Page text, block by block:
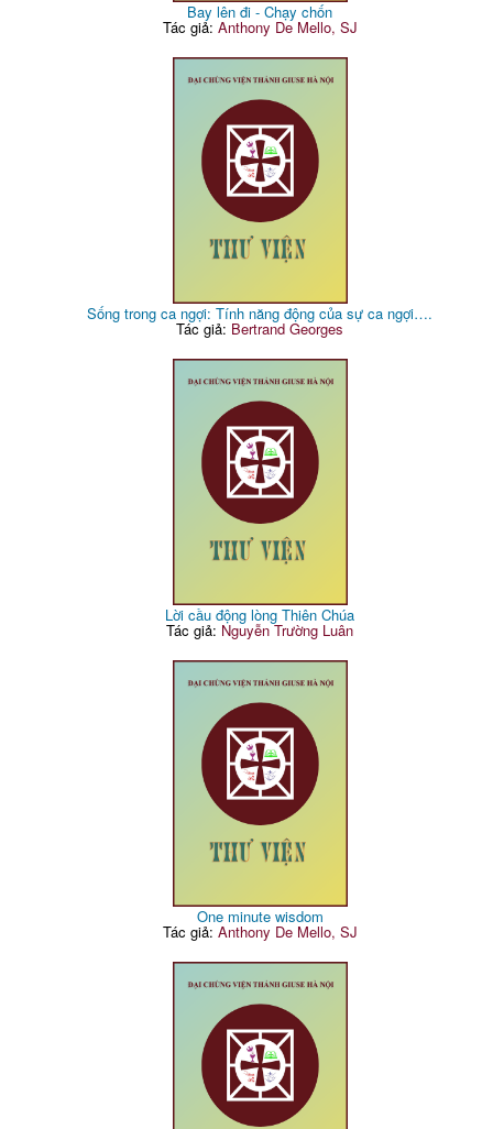
Bay lên đi - Chạy chốn
Tác giả: Anthony De Mello, SJ
Sống trong ca ngợi: Tính năng động của sự ca ngợi….
Tác giả: Bertrand Georges
Lời cầu động lòng Thiên Chúa
Tác giả: Nguyễn Trường Luân
One minute wisdom
Tác giả: Anthony De Mello, SJ